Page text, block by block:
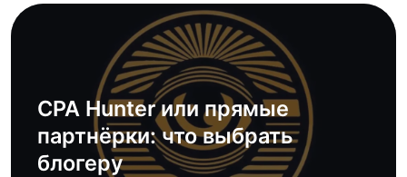
CPA Hunter или прямые
партнёрки: что выбрать
блогеру